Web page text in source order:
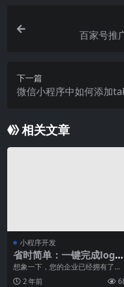
百家号推
下一篇
微信小程序中如何添加
相关文章
小程序开发
省时简单：一键完成logo
商标注册服务！
想象一下，您的企业已经拥有了一
个独一无二的logo，它能够准确传
达您的品牌理念，
2 年前